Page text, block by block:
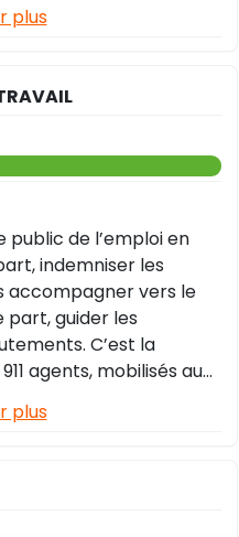
charpentiers,
et mettent en
plus
public de l’emploi en
indemniser les
accompagner vers le
part, guider les
C’est la
agents, mobilisés au
sur le terrain.
plus